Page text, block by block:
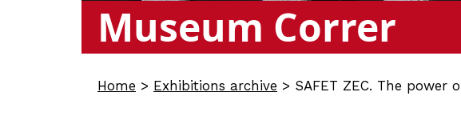
Museum Correr
Home > Exhibitions archive > SAFET ZEC. The power